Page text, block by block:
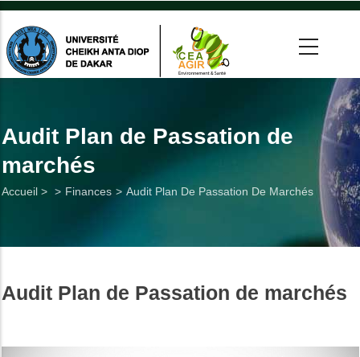
Aller
contenu
principal
Audit Plan de Passation de
marchés
Fil
Accueil > Finances Audit Plan De Passation De Marchés
Audit Plan de Passation de marchés